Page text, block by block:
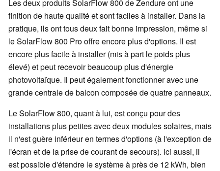
Les deux produits SolarFlow 800 de Zendure ont une
finition de haute qualité et sont faciles à installer. Dans la
pratique, ils ont tous deux fait bonne impression, même si
le SolarFlow 800 Pro offre encore plus d'options. Il est
encore plus facile à installer (mis à part le poids plus
élevé) et peut recevoir beaucoup plus d'énergie
photovoltaïque. Il peut également fonctionner avec une
grande centrale de balcon composée de quatre panneaux.
Le SolarFlow 800, quant à lui, est conçu pour des
installations plus petites avec deux modules solaires, mais
il n'est guère inférieur en termes d'options (à l'exception de
l'écran et de la prise de courant de secours). Ici aussi, il
est possible d'étendre le système à près de 12 kWh, bien